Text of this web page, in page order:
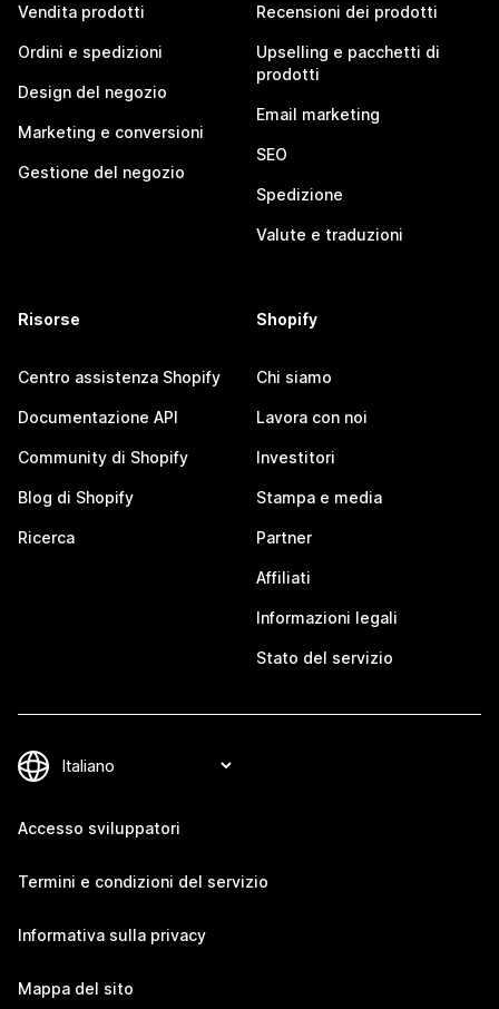
Vendita prodotti
Ordini e spedizioni
Design del negozio
Marketing e conversioni
Gestione del negozio
Recensioni dei prodotti
Upselling e pacchetti di
prodotti
Email marketing
SEO
Spedizione
Valute e traduzioni
Risorse
Centro assistenza Shopify
Documentazione API
Community di Shopify
Blog di Shopify
Ricerca
Shopify
Chi siamo
Lavora con noi
Investitori
Stampa e media
Partner
Affiliati
Informazioni legali
Stato del servizio
Accesso sviluppatori
Termini e condizioni del servizio
Informativa sulla privacy
Mappa del sito